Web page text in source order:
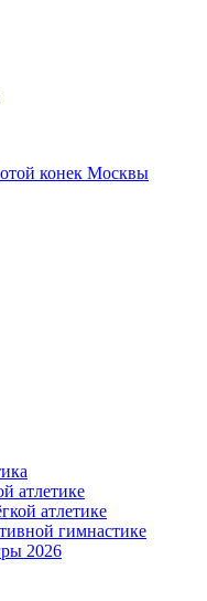
конек Москвы
атлетике
атлетике
гимнастике
2026